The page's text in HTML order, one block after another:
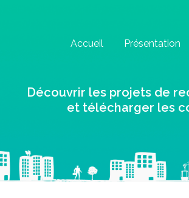
Accueil Présentation
Découvrir les projets de
et télécharger les